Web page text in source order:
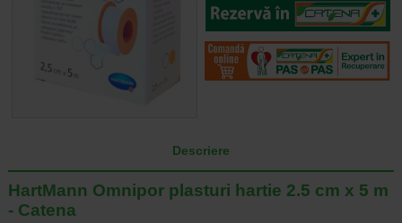
Descriere
HartMann Omnipor plasturi hartie 2.5 cm x 5 m
- Catena